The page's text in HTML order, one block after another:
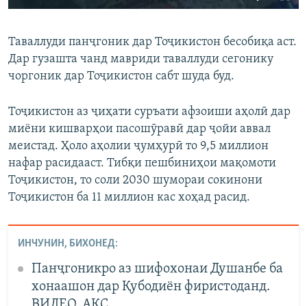
Auto 240p 360p 480p
360p
480p
1080p
Таваллуди панҷгоник дар Тоҷикистон бесобиқа аст.
Дар гузашта чанд мавриди таваллуди сегонику
чоргоник дар Тоҷикистон сабт шуда буд.
Тоҷикистон аз ҷиҳати суръати афзоиши аҳолӣ дар
миёни кишварҳои пасошӯравӣ дар ҷойи аввал
меистад. Ҳоло аҳолии ҷумҳурӣ то 9,5 миллион
нафар расидааст. Тибқи пешбиниҳои мақомоти
Тоҷикистон, то соли 2030 шумораи сокинони
Тоҷикистон ба 11 миллион кас хоҳад расид.
ИНЧУНИН, БИХОНЕД:
Панҷгоникро аз шифохонаи Душанбе ба
хонаашон дар Қубодиён фиристоданд.